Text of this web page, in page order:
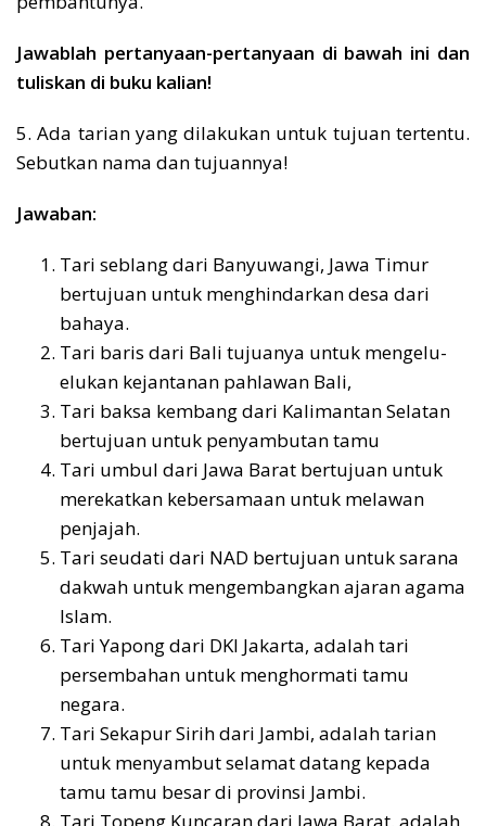
Jawablah pertanyaan-pertanyaan di bawah ini dan
tuliskan di buku kalian!
5. Ada tarian yang dilakukan untuk tujuan tertentu.
Sebutkan nama dan tujuannya!
Jawaban:
Tari seblang dari Banyuwangi, Jawa Timur
bertujuan untuk menghindarkan desa dari
bahaya.
Tari baris dari Bali tujuanya untuk mengelu-
elukan kejantanan pahlawan Bali,
Tari baksa kembang dari Kalimantan Selatan
bertujuan untuk penyambutan tamu
Tari umbul dari Jawa Barat bertujuan untuk
merekatkan kebersamaan untuk melawan
penjajah.
Tari seudati dari NAD bertujuan untuk sarana
dakwah untuk mengembangkan ajaran agama
Islam.
Tari Yapong dari DKI Jakarta, adalah tari
persembahan untuk menghormati tamu
negara.
Tari Sekapur Sirih dari Jambi, adalah tarian
untuk menyambut selamat datang kepada
tamu tamu besar di provinsi Jambi.
Tari Topeng Kuncaran dari Jawa Barat, adalah